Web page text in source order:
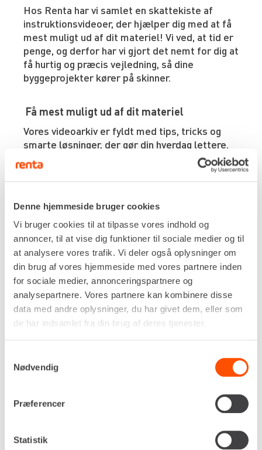
Denne hjemmeside bruger cookies
Vi bruger cookies til at tilpasse vores indhold og
annoncer, til at vise dig funktioner til sociale medier og til
at analysere vores trafik. Vi deler også oplysninger om
din brug af vores hjemmeside med vores partnere inden
for sociale medier, annonceringspartnere og
analysepartnere. Vores partnere kan kombinere disse
data med andre oplysninger, du har givet dem, eller som
de har indsamlet fra din brug af deres tjenester.
Nødvendig
Præferencer
Statistik
Hos Renta har vi samlet en skattekiste af
instruktionsvideoer, der hjælper dig med at få
mest muligt ud af dit materiel! Vi ved, at tid er
penge, og derfor har vi gjort det nemt for dig at
få hurtig og præcis vejledning, så dine
byggeprojekter kører på skinner.
Få mest muligt ud af dit materiel
Vores videoarkiv er fyldt med tips, tricks og
smarte løsninger, der gør din hverdag lettere.
Uanset om du arbejder med gravemaskiner,
lifte eller teleskoplæssere, har vi samlet de
bedste råd fra vores erfarne eksperter.
For både nye og erfarne fagfolk
Hvad enten du er ny i branchen eller en garvet
entreprenør, vil vores videoer give dig
værdifulde indsigter, der gør en forskel. Fra
vedligeholdelsestips til avancerede teknikker
– vi har det hele!
Når det gælder klare og præcise instruktioner,
er vi ligeså skarpe som vores bedste klinger.
vejledning, så du kan arbejde hurtigere, sikrere